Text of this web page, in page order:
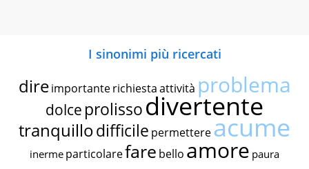
I sinonimi più ricercati
dire importante richiestaattività problema
dolce prolissodivertente
tranquillodifficile permettereacume
inerme particolarefare bello amore paura